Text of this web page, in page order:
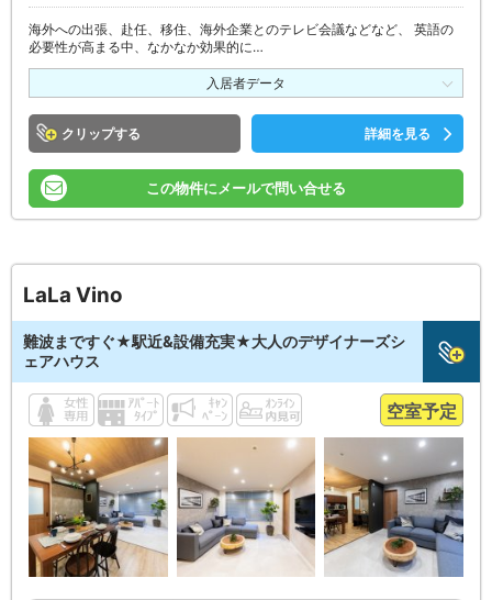
海外への出張、赴任、移住、海外企業とのテレビ会議などなど、 英語の
必要性が高まる中、なかなか効果的に…
入居者データ
クリップ 詳細を見る
この物件にメールで問い合せる
LaLa Vino
難波まですぐ★駅近&設備充実★大人のデザイナーズシ
ェアハウス
空室予定